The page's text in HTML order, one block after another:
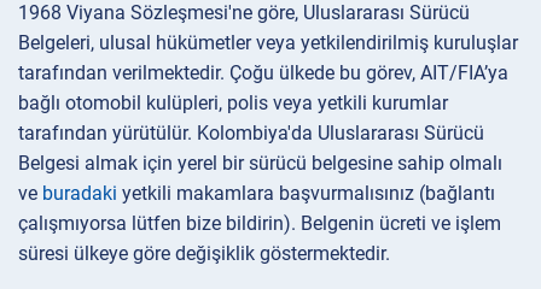
1968 Viyana Sözleşmesi'ne göre, Uluslararası Sürücü
Belgeleri, ulusal hükümetler veya yetkilendirilmiş kuruluşlar
tarafından verilmektedir. Çoğu ülkede bu görev, AIT/FIA’ya
bağlı otomobil kulüpleri, polis veya yetkili kurumlar
tarafından yürütülür. Kolombiya'da Uluslararası Sürücü
Belgesi almak için yerel bir sürücü belgesine sahip olmalı
ve buradaki yetkili makamlara başvurmalısınız (bağlantı
çalışmıyorsa lütfen bize bildirin). Belgenin ücreti ve işlem
süresi ülkeye göre değişiklik göstermektedir.